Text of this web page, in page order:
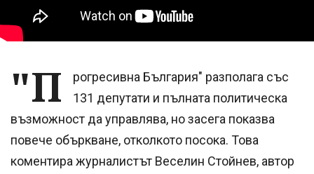
"П
рогресивна България" разполага със
131 депутати и пълната политическа
възможност да управлява, но засега показва
повече объркване, отколкото посока. Това
коментира журналистът Веселин Стойнев, автор